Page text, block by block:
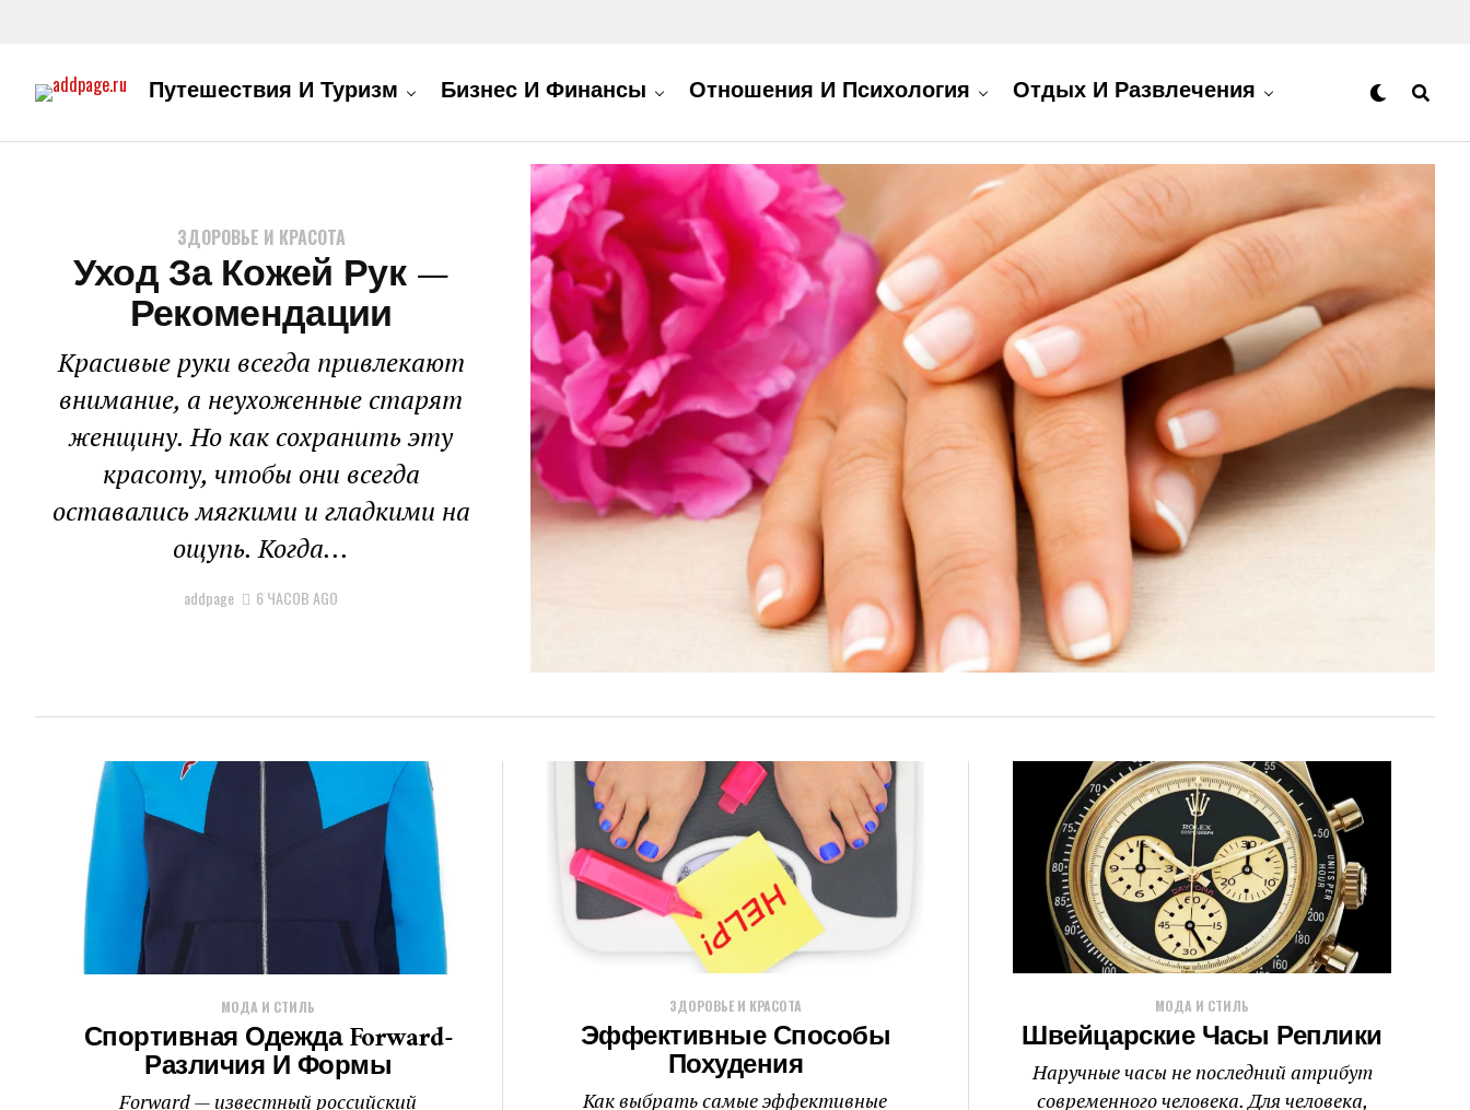
Путешествия И Туризм Бизнес И Финансы Отношения И Психология Отдых И Развлечения
ЗДОРОВЬЕ И КРАСОТА
Уход За Кожей Рук —
Рекомендации
Красивые руки всегда привлекают
внимание, а неухоженные старят
женщину. Но как сохранить эту
красоту, чтобы они всегда
оставались мягкими и гладкими на
ощупь. Когда...
addpage 6 ЧАСОВ AGO
МОДА И СТИЛЬ
Спортивная Одежда Forward-
Различия И Формы
Forward — известный российский
ЗДОРОВЬЕ И КРАСОТА
Эффективные Способы
Похудения
Как выбрать самые эффективные
МОДА И СТИЛЬ
Швейцарские Часы Реплики
Наручные часы не последний атрибут
современного человека. Для человека,